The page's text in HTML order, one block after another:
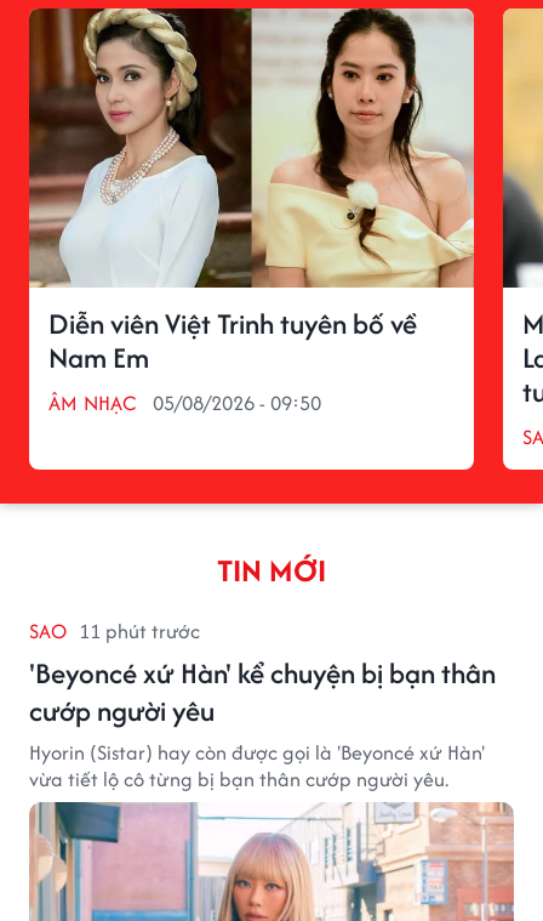
Diễn viên Việt Trinh tuyên bố về
Nam Em
ÂM NHẠC 05/08/2026 - 09:50
TIN MỚI
SAO 11 phút trước
'Beyoncé xứ Hàn' kể chuyện bị bạn thân
cướp người yêu
Hyorin (Sistar) hay còn được gọi là 'Beyoncé xứ Hàn'
vừa tiết lộ cô từng bị bạn thân cướp người yêu.